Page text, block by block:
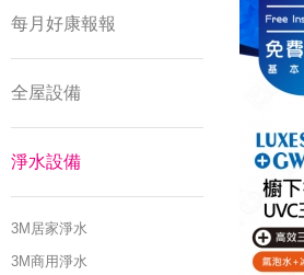
每月好康報報
全屋設備
淨水設備
3M居家淨水
3M商用淨水